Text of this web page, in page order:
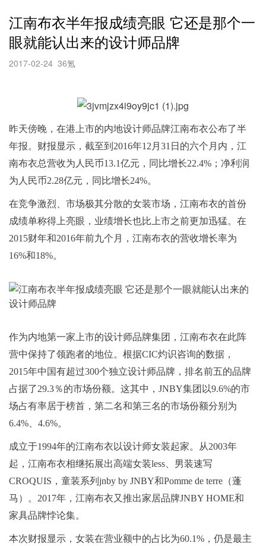
江南布衣半年报成绩亮眼 它还是那个一
眼就能认出来的设计师品牌
2017-02-24 36氪
昨天傍晚，在港上市的内地设计师品牌江南布衣公布了半
年报。财报显示，截至到2016年12月31日的六个月内，江
南布衣总营收为人民币13.1亿元，同比增长22.4%；净利润
为人民币2.28亿元，同比增长24%。
在竞争激烈、市场极其分散的女装市场，江南布衣的首份
成绩单称得上亮眼，业绩增长也比上市之前更加迅猛。在
2015财年和2016年前九个月，江南布衣的营收增长率为
16%和18%。
作为内地第一家上市的设计师品牌集团，江南布衣在此阵
营中保持了领跑者的地位。根据CIC灼识咨询的数据，
2015年中国有超过300个独立设计师品牌，排名前五的品牌
占据了29.3％的市场份额。这其中，JNBY集团以9.6%的市
场占有率居于榜首，第二名和第三名的市场份额分别为
6.4%、4.6%。
成立于1994年的江南布衣以设计师女装起家。从2003年
起，江南布衣相继拓展出高端女装less、男装速写
CROQUIS，童装系列jnby by JNBY和Pomme de terre（蓬
马）。2017年，江南布衣又推出家居品牌JNBY HOME和
家具品牌悖论集。
本次财报显示，女装在营业额中的占比为60.1%，仍是最主